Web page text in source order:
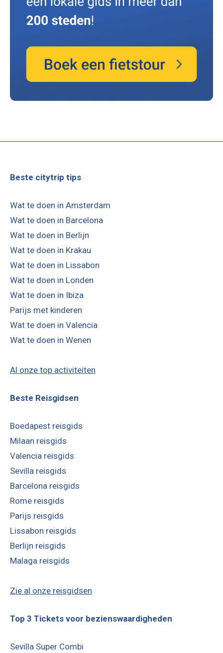
Wat te doen in Barcelona
Wat te doen in Krakau
Wat te doen in Lissabon
Wat te doen in Londen
Wat te doen in Ibiza
Parijs met kinderen
Wat te doen in Valencia
Wat te doen in Wenen
Al onze top activiteiten
Milaan reisgids
Sevilla reisgids
Barcelona reisgids
Rome reisgids
Parijs reisgids
Lissabon reisgids
Berlijn reisgids
Malaga reisgids
Zie al onze reisgidsen
Barcelona Essentials Pas